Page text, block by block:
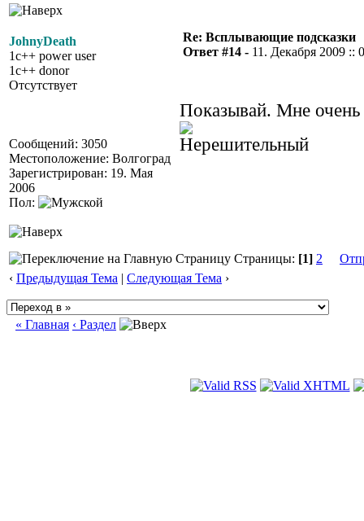
JohnyDeath
1c++ power user
1c++ donor
Отсутствует
Сообщений: 3050
Местоположение: Волгоград
Зарегистрирован: 19. Мая
2006
Пол:
Re: Всплывающие подсказки
Ответ #14 - 11. Декабря 2009 ::
Показывай. Мне очень
Страницы: [1] 2
‹ Предыдущая Тема | Следующая Тема ›
« Главная ‹ Раздел